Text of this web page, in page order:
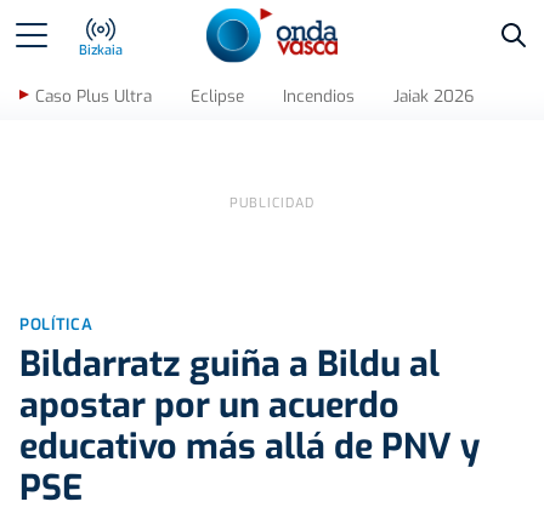
Bizkaia
Caso Plus Ultra Eclipse Incendios Jaiak 2026
POLÍTICA
Bildarratz guiña a Bildu al
apostar por un acuerdo
educativo más allá de PNV y
PSE